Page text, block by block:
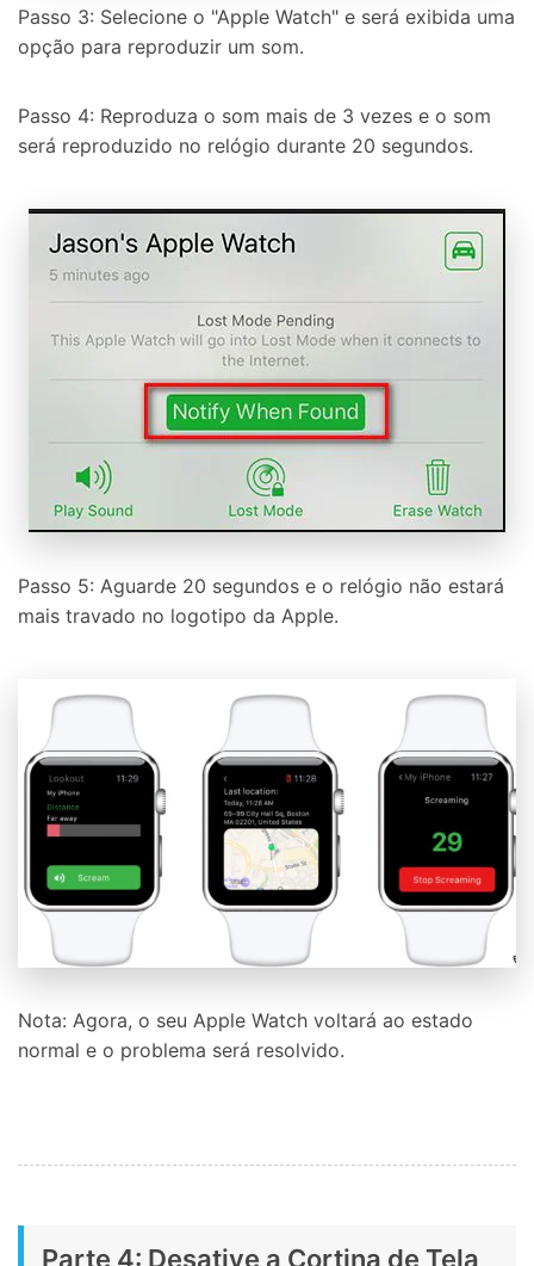
Passo 3: Selecione o "Apple Watch" e será exibida uma
opção para reproduzir um som.
Passo 4: Reproduza o som mais de 3 vezes e o som
será reproduzido no relógio durante 20 segundos.
Passo 5: Aguarde 20 segundos e o relógio não estará
mais travado no logotipo da Apple.
Nota: Agora, o seu Apple Watch voltará ao estado
normal e o problema será resolvido.
Parte 4: Desative a Cortina de Tela